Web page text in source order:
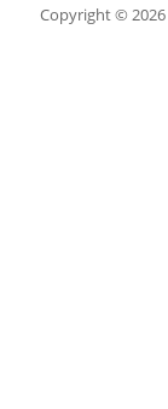
Copyright © 2026